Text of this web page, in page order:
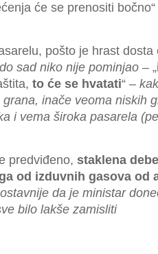
će se prenositi
pošto je hrast
sad niko nije pominjao –
to će se hvatati“ –
inače veoma niskih
i vema široka pasarela
predviđeno, staklena
od izduvnih gasova od
da je ministar
bilo lakše zamisliti